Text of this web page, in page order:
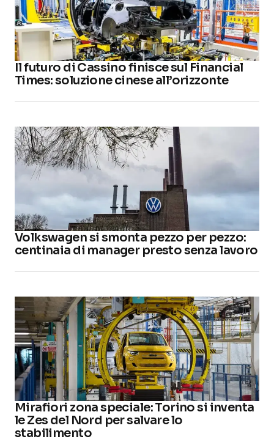
Il futuro di Cassino finisce sul Financial
Times: soluzione cinese all’orizzonte
Volkswagen si smonta pezzo per pezzo:
centinaia di manager presto senza lavoro
Mirafiori zona speciale: Torino si inventa
le Zes del Nord per salvare lo
stabilimento